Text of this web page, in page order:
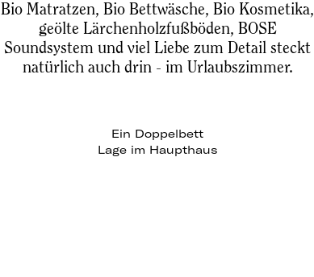
Bio Matratzen, Bio Bettwäsche, Bio Kosmetika,
geölte Lärchenholzfußböden, BOSE
Soundsystem und viel Liebe zum Detail steckt
natürlich auch drin - im Urlaubszimmer.
Ein Doppelbett
Lage im Haupthaus